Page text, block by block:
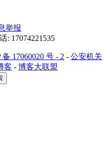
举报
: 17074221535
备 17060020 号 - 2 - 公安机关
客 - 博客大联盟